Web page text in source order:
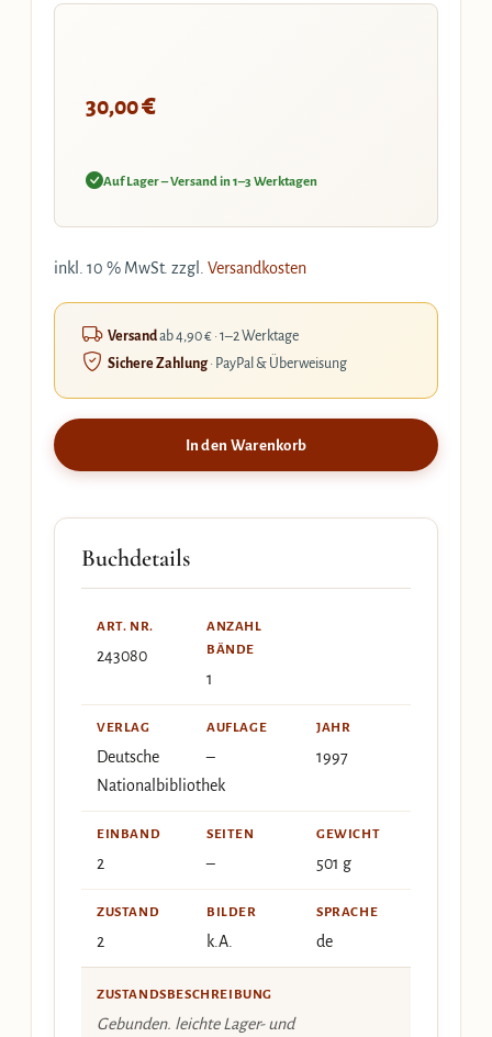
30,00€
Auf Lager – Versand in 1–3 Werktagen
inkl. 10 % MwSt. zzgl. Versandkosten
Versandab 4,90 € · 1–2 Werktage
Sichere Zahlung· PayPal & Überweisung
In den Warenkorb
Buchdetails
ART. NR.
243080
ANZAHL
BÄNDE
1
VERLAG
Deutsche
Nationalbibliothek
AUFLAGE
–
JAHR
1997
EINBAND
2
SEITEN
–
GEWICHT
501 g
ZUSTAND
2
BILDER
k.A.
SPRACHE
de
ZUSTANDSBESCHREIBUNG
Gebunden. leichte Lager- und